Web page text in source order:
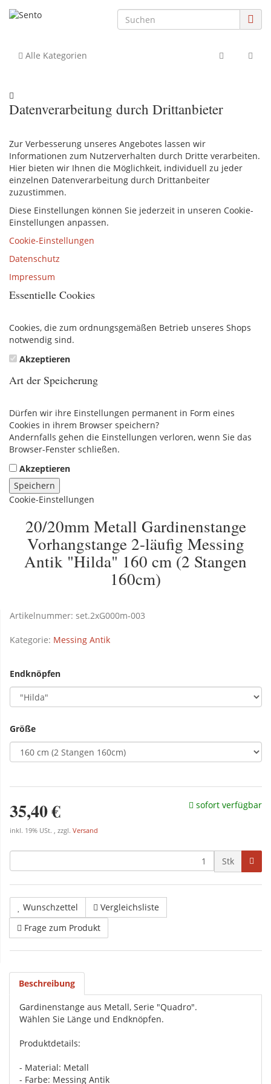
Alle Kategorien
Datenverarbeitung durch Drittanbieter
Zur Verbesserung unseres Angebotes lassen wir
Informationen zum Nutzerverhalten durch Dritte verarbeiten.
Hier bieten wir Ihnen die Möglichkeit, individuell zu jeder
einzelnen Datenverarbeitung durch Drittanbeiter
zuzustimmen.
Diese Einstellungen können Sie jederzeit in unseren Cookie-
Einstellungen anpassen.
Cookie-Einstellungen
Datenschutz
Impressum
Essentielle Cookies
Cookies, die zum ordnungsgemäßen Betrieb unseres Shops
notwendig sind.
Akzeptieren
Art der Speicherung
Dürfen wir ihre Einstellungen permanent in Form eines
Cookies in ihrem Browser speichern?
Andernfalls gehen die Einstellungen verloren, wenn Sie das
Browser-Fenster schließen.
Akzeptieren
Speichern
Cookie-Einstellungen
20/20mm Metall Gardinenstange
Vorhangstange 2-läufig Messing
Antik "Hilda" 160 cm (2 Stangen
160cm)
Artikelnummer: set.2xG000m-003
Kategorie: Messing Antik
Endknöpfen
Größe
35,40 €
inkl. 19% USt. , zzgl. Versand
sofort verfügbar
Stk
Wunschzettel
Vergleichsliste
Frage zum Produkt
Beschreibung
Gardinenstange aus Metall, Serie "Quadro".
Wählen Sie Länge und Endknöpfen.
Produktdetails:
- Material: Metall
- Farbe: Messing Antik